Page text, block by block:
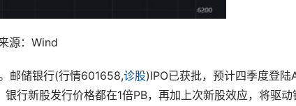
源：Wind
邮储银行(行情601658,诊股)IPO已获批，预计四季度登陆
行新股发行价格都在1倍PB，再加上次新股效应，将驱动